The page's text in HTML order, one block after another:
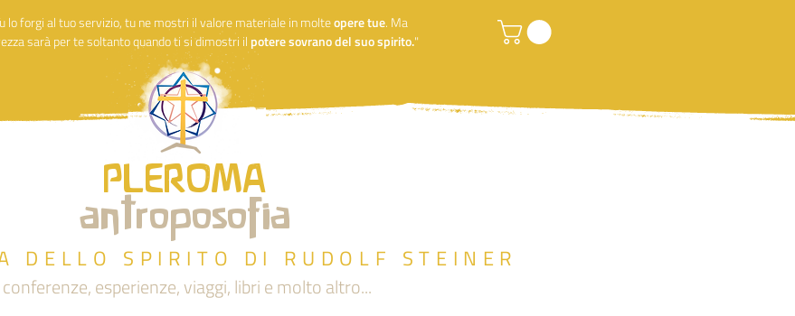
lo forgi al tuo servizio, tu ne mostri il valore materiale in molteoperetue. Ma
sarà per te soltanto quando ti si dimostri il potere sovrano del suo spirito."
PLEROMA
antroposofia
DELLO SPIRITO DI RUDOLF STEINER
conferenze, esperienze, viaggi, libri e molto altro...